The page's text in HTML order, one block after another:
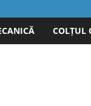
COLȚUL